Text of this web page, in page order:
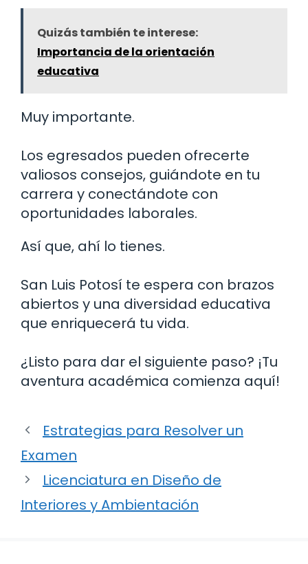
Quizás también te interese:
Importancia de la orientación
educativa
Muy importante.
Los egresados pueden ofrecerte
valiosos consejos, guiándote en tu
carrera y conectándote con
oportunidades laborales.
Así que, ahí lo tienes.
San Luis Potosí te espera con brazos
abiertos y una diversidad educativa
que enriquecerá tu vida.
¿Listo para dar el siguiente paso? ¡Tu
aventura académica comienza aquí!
Estrategias para Resolver un
Examen
Licenciatura en Diseño de
Interiores y Ambientación